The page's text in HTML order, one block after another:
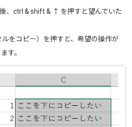
、ctrl & shift & ↑ を押すと望んでいた
をコピー）を押すと、希望の操作が
す。